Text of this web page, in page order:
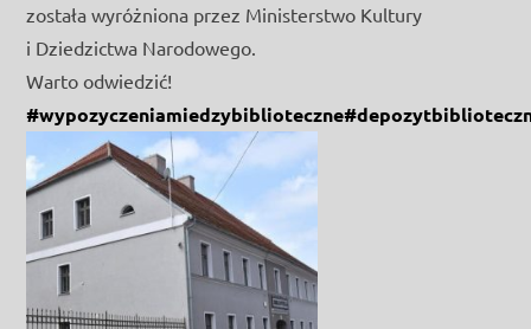
została wyróżniona przez Ministerstwo Kultury
i Dziedzictwa Narodowego.
Warto odwiedzić!
#wypozyczeniamiedzybiblioteczne